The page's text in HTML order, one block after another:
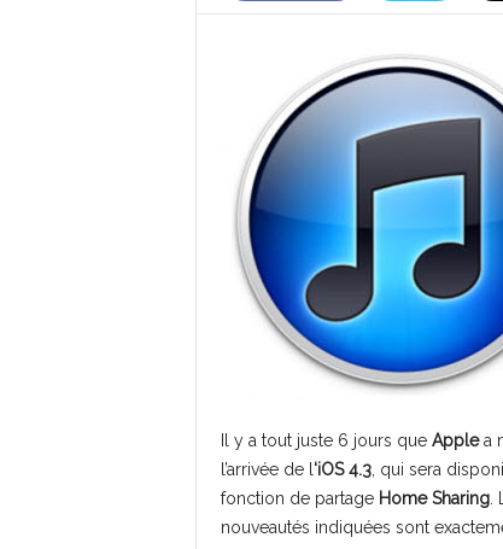
Il y a tout juste 6 jours que Applea
l’arrivée de l ‘iOS 4.3, qui sera
fonction de partage Home Sharing.
nouveautés indiquées sont